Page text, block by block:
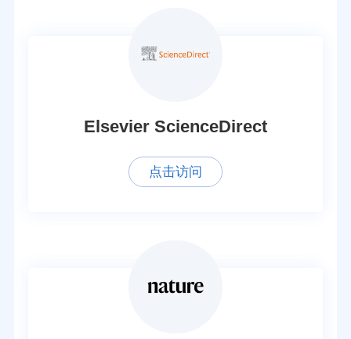
Elsevier ScienceDirect
点击访问